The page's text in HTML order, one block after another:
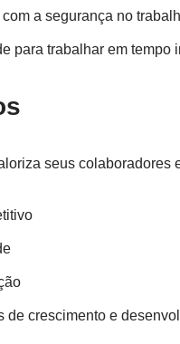
a segurança no
para trabalhar em tempo
seus colaboradores
de crescimento e